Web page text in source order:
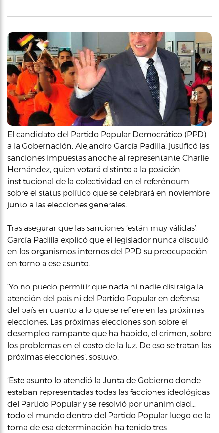
El candidato del Partido Popular Democrático (PPD)
a la Gobernación, Alejandro García Padilla, justificó las
sanciones impuestas anoche al representante Charlie
Hernández, quien votará distinto a la posición
institucional de la colectividad en el referéndum
sobre el status político que se celebrará en noviembre
junto a las elecciones generales.
Tras asegurar que las sanciones ‘están muy válidas’,
García Padilla explicó que el legislador nunca discutió
en los organismos internos del PPD su preocupación
en torno a ese asunto.
‘Yo no puedo permitir que nada ni nadie distraiga la
atención del país ni del Partido Popular en defensa
del país en cuanto a lo que se refiere en las próximas
elecciones. Las próximas elecciones son sobre el
desempleo rampante que ha habido, el crimen, sobre
los problemas en el costo de la luz. De eso se tratan las
próximas elecciones’, sostuvo.
‘Este asunto lo atendió la Junta de Gobierno donde
estaban representadas todas las facciones ideológicas
del Partido Popular y se resolvió por unanimidad…
todo el mundo dentro del Partido Popular luego de la
toma de esa determinación ha tenido tres